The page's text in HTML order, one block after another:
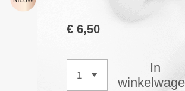
€ 6,50
In